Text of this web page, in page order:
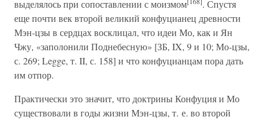
выделялось при сопоставлении с моизмом
. Спустя
еще почти век второй великий конфуцианец древности
Мэн-цзы в сердцах восклицал, что идеи Мо, как и Ян
Чжу, «заполонили Поднебесную» [ЗБ, IX, 9 и 10; Мо-цзы,
с. 269; Legge, т. II, с. 158] и что конфуцианцам пора дать
им отпор.
Практически это значит, что доктрины Конфуция и Мо
существовали в годы жизни Мэн-цзы, т. е. во второй